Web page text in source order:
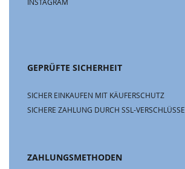
INSTAGRAM
GEPRÜFTE SICHERHEIT
SICHER EINKAUFEN MIT KÄUFERSCHUTZ
SICHERE ZAHLUNG DURCH SSL-
ZAHLUNGSMETHODEN